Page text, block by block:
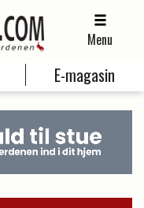
Menu
E-magasin